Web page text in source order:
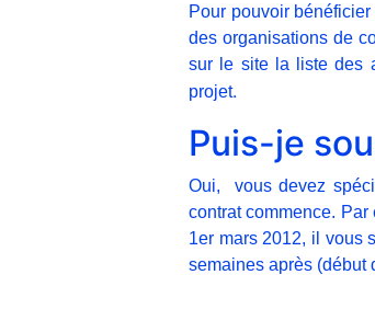
Pour pouvoir
des organisations de
sur le site la liste des
projet.
Puis-je
Oui, vous devez
contrat commence.
1er mars 2012, il vous
semaines après (début